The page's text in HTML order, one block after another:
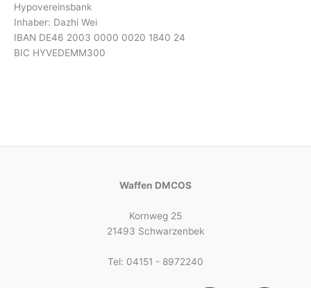
Hypovereinsbank
Inhaber: Dazhi Wei
IBAN DE46 2003 0000 0020 1840 24
BIC HYVEDEMM300
Waffen DMCOS
Kornweg 25
21493 Schwarzenbek
Tel: 04151 - 8972240